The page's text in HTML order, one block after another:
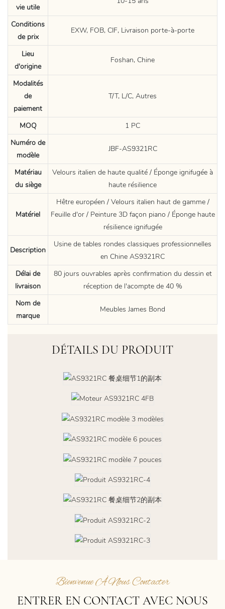
vie utile
Conditions
de prix
EXW, FOB, CIF, Livraison porte-à-porte
Lieu
d'origine
Foshan, Chine
Modalités
de
paiement
T/T, L/C, Autres
MOQ
1 PC
Numéro de
modèle
JBF-AS9321RC
Matériau
du siège
Velours italien de haute qualité / Éponge ignifugée à
haute résilience
Matériel
Hêtre européen / Velours italien haut de gamme /
Feuille d'or / Peinture 3D façon piano / Éponge haute
résilience ignifugée
Description
Usine de tables rondes classiques professionnelles
en Chine AS9321RC
Délai de
livraison
80 jours ouvrables après confirmation du dessin et
réception de l'acompte de 40 %
Nom de
marque
Meubles James Bond
DÉTAILS DU PRODUIT
Bienvenue À Nous Contacter
ENTRER EN CONTACT AVEC NOUS